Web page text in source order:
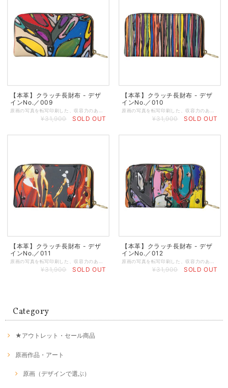
【本革】クラッチ長財布 - デザ
インNo.／009
¥31,900 SOLD OUT
【本革】クラッチ長財布 - デザ
インNo.／010
¥31,900 SOLD OUT
【本革】クラッチ長財布 - デザ
インNo.／011
¥31,900 SOLD OUT
【本革】クラッチ長財布 - デザ
インNo.／012
¥31,900 SOLD OUT
Category
★アウトレット・セール商品
原画作品・アート
原画（デザインで選ぶ）